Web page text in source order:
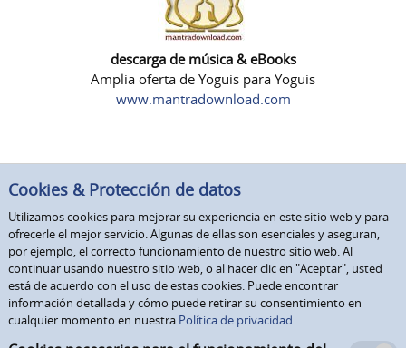
descarga de música & eBooks
Amplia oferta de Yoguis para Yoguis
www.mantradownload.com
Cookies & Protección de datos
Utilizamos cookies para mejorar su experiencia en este sitio web y para
ofrecerle el mejor servicio. Algunas de ellas son esenciales y aseguran,
por ejemplo, el correcto funcionamiento de nuestro sitio web. Al
continuar usando nuestro sitio web, o al hacer clic en "Aceptar", usted
está de acuerdo con el uso de estas cookies. Puede encontrar
información detallada y cómo puede retirar su consentimiento en
cualquier momento en nuestra Política de privacidad.